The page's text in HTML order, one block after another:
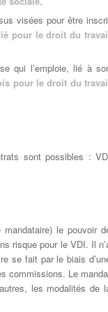
visées pour être
pour le droit du
qui l’emploie, lié à
pour le droit du
sont possibles :
le pouvoir
risque pour le VDI. Il
se fait par le biais
commissions. Le
les modalités de